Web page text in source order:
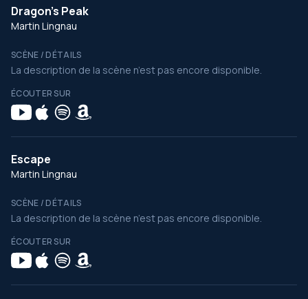
Dragon's Peak
Martin Lingnau
SCÈNE / DÉTAILS
La description de la scène n’est pas encore disponible.
ÉCOUTER SUR
Escape
Martin Lingnau
SCÈNE / DÉTAILS
La description de la scène n’est pas encore disponible.
ÉCOUTER SUR